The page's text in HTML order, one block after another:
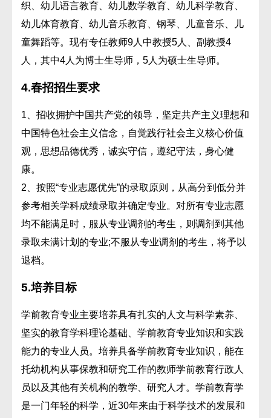
织、幼儿语言教育、幼儿数学教育、幼儿科学教育、
幼儿体育教育、幼儿音乐教育、钢琴、儿童音乐、儿
童舞蹈等。现有专任教师9人中教授5人、副教授4
人，其中4人为博士生导师，5人为硕士生导师。
4.春招招生要求
1、招收拥护中国共产党的领导，坚定共产主义理想和
中国特色社会主义信念，自觉践行社会主义核心价值
观，思想品德优秀，诚实守信，遵纪守法，身心健
康。
2、按照“专业志愿优先”的录取原则，从高分到低分并
参考相关学科成绩录取并确定专业。对所有专业志愿
均不能满足时，服从专业调剂的考生，则调剂到其他
录取未满计划的专业;不服从专业调剂的考生，将予以
退档。
5.培养目标
学前教育专业主要培养具有扎实的人文与科学素养、
坚实的教育学科理论基础、学前教育专业知识和实践
能力的专业人员。培养具备学前教育专业知识，能在
托幼机构从事保教和研究工作的教师学前教育行政人
员以及其他有关机构的教学、研究人才。学前教育学
是一门年轻的科学，近30年来由于科学技术的发展和